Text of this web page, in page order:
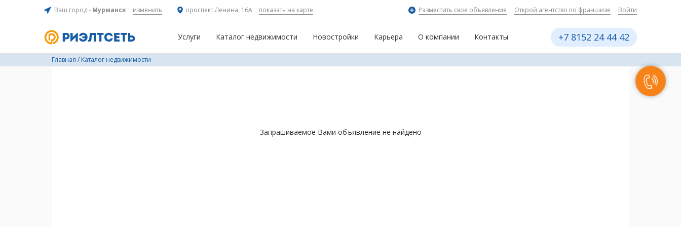
Ваш город - Мурманск изменить проспект Ленина, 16А показать на карте Разместить свое объявление Открой агентство по франшизе Войти
Услуги Каталог недвижимости Новостройки Карьера О компании Контакты +7 8152 24 44 42
Главная / Каталог недвижимости
Запрашиваемое Вами объявление не найдено